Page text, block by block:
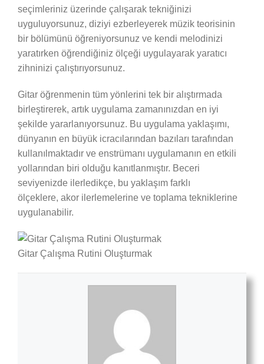
seçimleriniz üzerinde çalışarak tekniğinizi
uyguluyorsunuz, diziyi ezberleyerek müzik teorisinin
bir bölümünü öğreniyorsunuz ve kendi melodinizi
yaratırken öğrendiğiniz ölçeği uygulayarak yaratıcı
zihninizi çalıştırıyorsunuz.
Gitar öğrenmenin tüm yönlerini tek bir alıştırmada
birleştirerek, artık uygulama zamanınızdan en iyi
şekilde yararlanıyorsunuz. Bu uygulama yaklaşımı,
dünyanın en büyük icracılarından bazıları tarafından
kullanılmaktadır ve enstrümanı uygulamanın en etkili
yollarından biri olduğu kanıtlanmıştır. Beceri
seviyenizde ilerledikçe, bu yaklaşım farklı
ölçeklere, akor ilerlemelerine ve toplama tekniklerine
uygulanabilir.
Gitar Çalışma Rutini Oluşturmak